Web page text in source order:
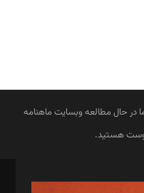
در حال مطالعه وبسایت ماهنامه
هستید.